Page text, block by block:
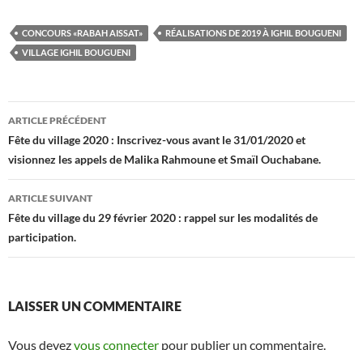
CONCOURS «RABAH AISSAT»
RÉALISATIONS DE 2019 À IGHIL BOUGUENI
VILLAGE IGHIL BOUGUENI
Navigation
des
articles
ARTICLE PRÉCÉDENT
Fête du village 2020 : Inscrivez-vous avant le 31/01/2020 et
visionnez les appels de Malika Rahmoune et Smaïl Ouchabane.
ARTICLE SUIVANT
Fête du village du 29 février 2020 : rappel sur les modalités de
participation.
LAISSER UN COMMENTAIRE
Vous devezvous connecter pour publier un commentaire.